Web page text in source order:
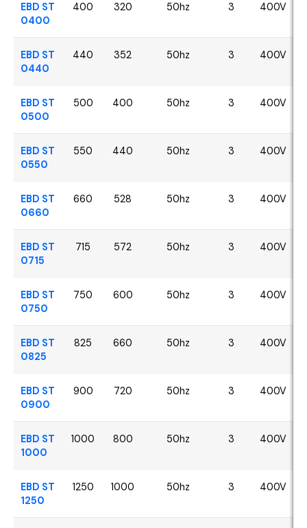
EBD ST
0400
400 320 50hz 3 400V
EBD ST
0440
440 352 50hz 3 400V
EBD ST
0500
500 400 50hz 3 400V
EBD ST
0550
550 440 50hz 3 400V
EBD ST
0660
660 528 50hz 3 400V
EBD ST
0715
715 572 50hz 3 400V
EBD ST
0750
750 600 50hz 3 400V
EBD ST
0825
825 660 50hz 3 400V
EBD ST
0900
900 720 50hz 3 400V
EBD ST
1000
1000 800 50hz 3 400V
EBD ST
1250
1250 1000 50hz 3 400V